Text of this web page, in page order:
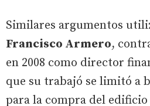
Similares argumentos
Francisco Armero,
en 2008 como director
que su trabajó se limitó a
para la compra del